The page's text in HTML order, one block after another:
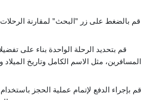
قم بالضغط على زر "البحث" لمقارنة الرحلات
قم بتحديد الرحلة الواحدة بناء على
المسافرين، مثل الاسم الكامل وتاريخ
قم بإجراء الدفع لإتمام عملية الحجز